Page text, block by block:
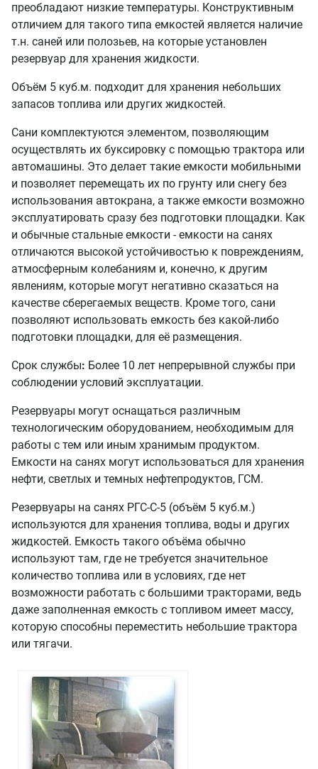
преобладают низкие температуры. Конструктивным
отличием для такого типа емкостей является наличие
т.н. саней или полозьев, на которые установлен
резервуар для хранения жидкости.
Объём 5 куб.м. подходит для хранения небольших
запасов топлива или других жидкостей.
Сани комплектуются элементом, позволяющим
осуществлять их буксировку с помощью трактора или
автомашины. Это делает такие емкости мобильными
и позволяет перемещать их по грунту или снегу без
использования автокрана, а также емкости возможно
эксплуатировать сразу без подготовки площадки. Как
и обычные стальные емкости - емкости на санях
отличаются высокой устойчивостью к повреждениям,
атмосферным колебаниям и, конечно, к другим
явлениям, которые могут негативно сказаться на
качестве сберегаемых веществ. Кроме того, сани
позволяют использовать емкость без какой-либо
подготовки площадки, для её размещения.
Срок службы: Более 10 лет непрерывной службы при
соблюдении условий эксплуатации.
Резервуары могут оснащаться различным
технологическим оборудованием, необходимым для
работы с тем или иным хранимым продуктом.
Емкости на санях могут использоваться для хранения
нефти, светлых и темных нефтепродуктов, ГСМ.
Резервуары на санях РГС-С-5 (объём 5 куб.м.)
используются для хранения топлива, воды и других
жидкостей. Емкость такого объёма обычно
используют там, где не требуется значительное
количество топлива или в условиях, где нет
возможности работать с большими тракторами, ведь
даже заполненная емкость с топливом имеет массу,
которую способны переместить небольшие трактора
или тягачи.